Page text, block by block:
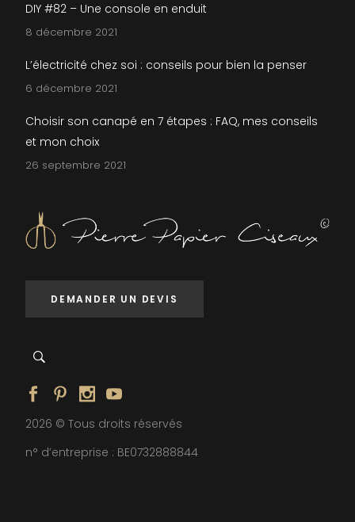
DIY #82 – Une console en enduit
8 décembre 2021
L’électricité chez soi : conseils pour bien la penser
6 décembre 2021
Choisir son canapé en 7 étapes : FAQ, mes conseils
et mon choix
26 septembre 2021
DEMANDER UN DEVIS
2026 © Tous droits réservés
n° d’entreprise : BE0732888844